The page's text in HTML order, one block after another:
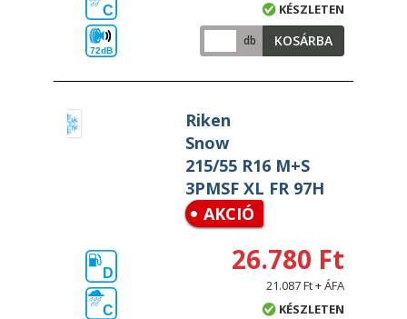
C
72dB
KÉSZLETEN
db KOSÁRBA
Riken
Snow
215/55 R16 M+S
3PMSF XL FR 97H
AKCIÓ
D
C
26.780 Ft
21.087 Ft + ÁFA
KÉSZLETEN